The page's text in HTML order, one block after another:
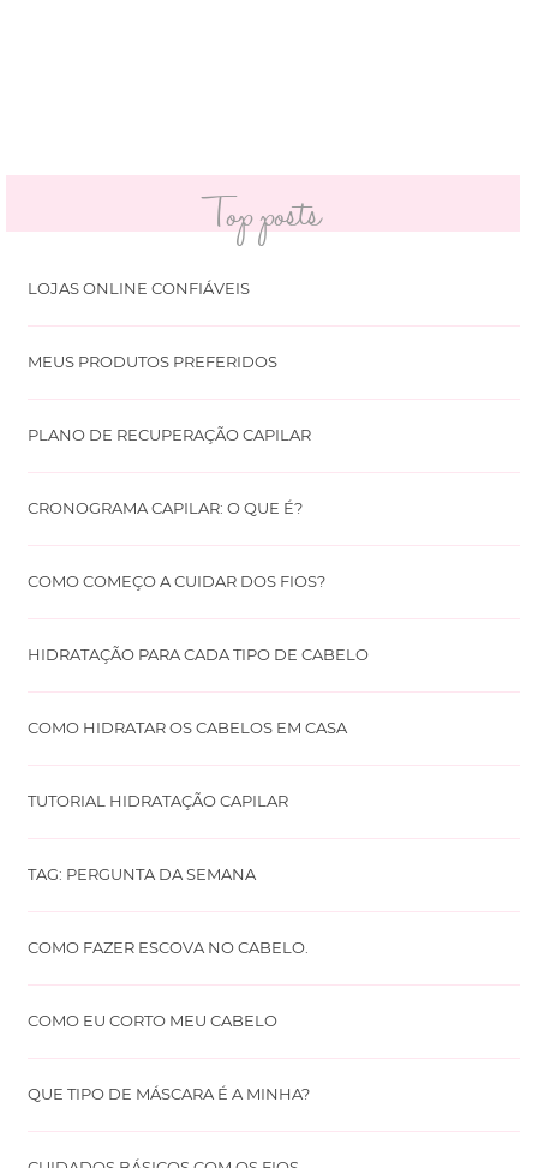
Top posts
LOJAS ONLINE CONFIÁVEIS
MEUS PRODUTOS PREFERIDOS
PLANO DE RECUPERAÇÃO CAPILAR
CRONOGRAMA CAPILAR: O QUE É?
COMO COMEÇO A CUIDAR DOS FIOS?
HIDRATAÇÃO PARA CADA TIPO DE CABELO
COMO HIDRATAR OS CABELOS EM CASA
TUTORIAL HIDRATAÇÃO CAPILAR
TAG: PERGUNTA DA SEMANA
COMO FAZER ESCOVA NO CABELO.
COMO EU CORTO MEU CABELO
QUE TIPO DE MÁSCARA É A MINHA?